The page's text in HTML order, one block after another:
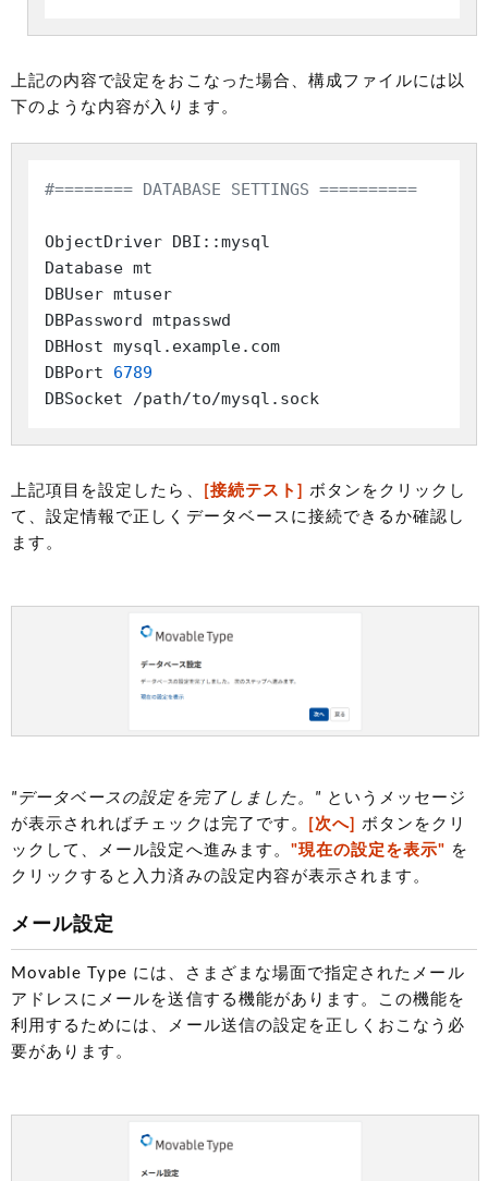
上記の内容で設定をおこなった場合、構成ファイルには以
下のような内容が入ります。
#======== DATABASE SETTINGS ==========
ObjectDriver DBI::mysql
Database mt
DBUser mtuser
DBPassword mtpasswd
DBHost mysql.example.com
DBPort 6789
上記項目を設定したら、 [接続テスト] ボタンをクリックし
て、設定情報で正しくデータベースに接続できるか確認し
ます。
"データベースの設定を完了しました。" というメッセージ
が表示されればチェックは完了です。
[次へ] ボタンをクリ
ックして、メール設定へ進みます。 "現在の設定を表示" を
クリックすると入力済みの設定内容が表示されます。
メール設定
Movable Type には、さまざまな場面で指定されたメール
アドレスにメールを送信する機能があります。この機能を
利用するためには、メール送信の設定を正しくおこなう必
要があります。